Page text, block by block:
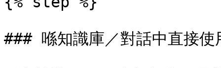
### 喺知識庫／對話中直接使